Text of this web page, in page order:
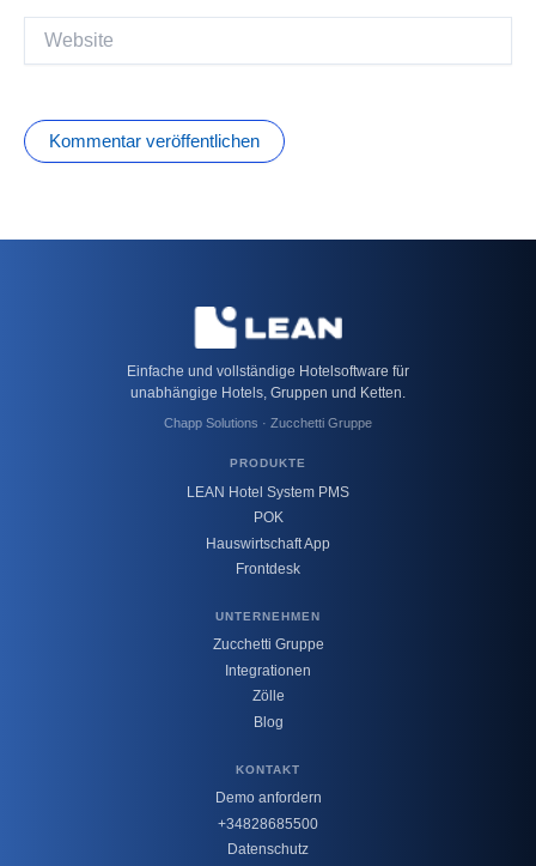
Einfache und vollständige Hotelsoftware für
unabhängige Hotels, Gruppen und Ketten.
Chapp Solutions · Zucchetti Gruppe
PRODUKTE
LEAN Hotel System PMS
POK
Hauswirtschaft App
Frontdesk
UNTERNEHMEN
Zucchetti Gruppe
Integrationen
Zölle
Blog
KONTAKT
Demo anfordern
+34828685500
Datenschutz